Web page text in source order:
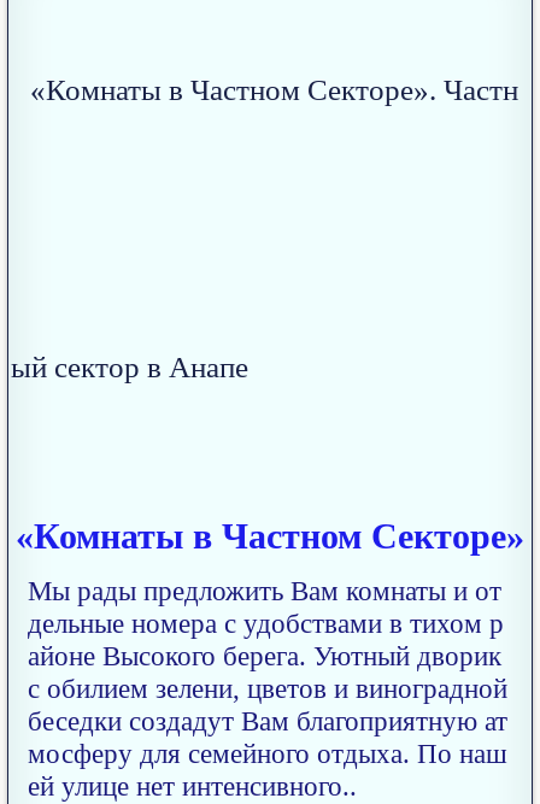
«Комнаты в Частном Секторе»
Мы рады предложить Вам комнаты и от
дельные номера с удобствами в тихом р
айоне Высокого берега. Уютный дворик
с обилием зелени, цветов и виноградной
беседки создадут Вам благоприятную ат
мосферу для семейного отдыха. По наш
ей улице нет интенсивного..